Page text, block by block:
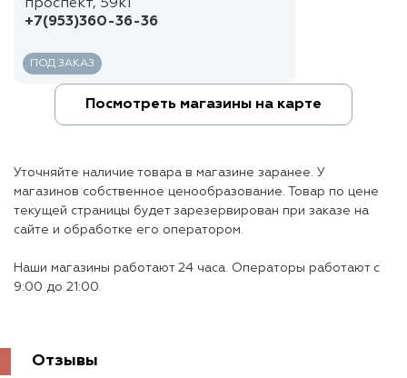
проспект, 59к1
+7(953)360-36-36
ПОД ЗАКАЗ
Посмотреть магазины на карте
Уточняйте наличие товара в магазине заранее. У
магазинов собственное ценообразование. Товар по цене
текущей страницы будет зарезервирован при заказе на
сайте и обработке его оператором.
Наши магазины работают 24 часа. Операторы работают с
9:00 до 21:00.
Отзывы